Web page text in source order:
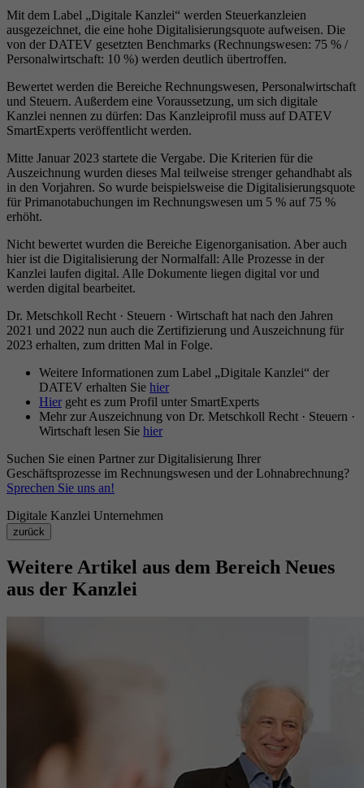
Mit dem Label „Digitale Kanzlei“ werden Steuerkanzleien
ausgezeichnet, die eine hohe Digitalisierungsquote aufweisen. Die
von der DATEV gesetzten Benchmarks (Rechnungswesen: 75 % /
Personalwirtschaft: 10 %) werden deutlich übertroffen.
Bewertet werden die Bereiche Rechnungswesen, Personalwirtschaft
und Steuern. Außerdem eine Voraussetzung, um sich digitale
Kanzlei nennen zu dürfen: Das Kanzleiprofil muss auf DATEV
SmartExperts veröffentlicht werden.
Mitte Januar 2023 startete die Vergabe. Die Kriterien für die
Auszeichnung wurden dieses Mal teilweise strenger gehandhabt als
in den Vorjahren. So wurde beispielsweise die Digitalisierungsquote
für Primanotabuchungen im Rechnungswesen um 5 % auf 75 %
erhöht.
Nicht bewertet wurden die Bereiche Eigenorganisation. Aber auch
hier ist die Digitalisierung der Normalfall: Alle Prozesse in der
Kanzlei laufen digital. Alle Dokumente liegen digital vor und
werden digital bearbeitet.
Dr. Metschkoll Recht · Steuern · Wirtschaft hat nach den Jahren
2021 und 2022 nun auch die Zertifizierung und Auszeichnung für
2023 erhalten, zum dritten Mal in Folge.
Weitere Informationen zum Label „Digitale Kanzlei“ der
DATEV erhalten Sie hier
Hier geht es zum Profil unter SmartExperts
Mehr zur Auszeichnung von Dr. Metschkoll Recht · Steuern ·
Wirtschaft lesen Sie hier
Suchen Sie einen Partner zur Digitalisierung Ihrer
Geschäftsprozesse im Rechnungswesen und der Lohnabrechnung?
Sprechen Sie uns an!
Digitale Kanzlei Unternehmen
zurück
Weitere Artikel aus dem Bereich Neues
aus der Kanzlei